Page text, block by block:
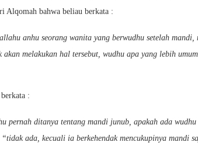
Alqomah bahwa beliau berkata :
anhu seorang wanita yang berwudhu setelah
melakukan hal tersebut, wudhu apa yang lebih
:
pernah ditanya tentang mandi junub, apakah ada wudhu
ada, kecuali ia berkehendak mencukupinya mandi